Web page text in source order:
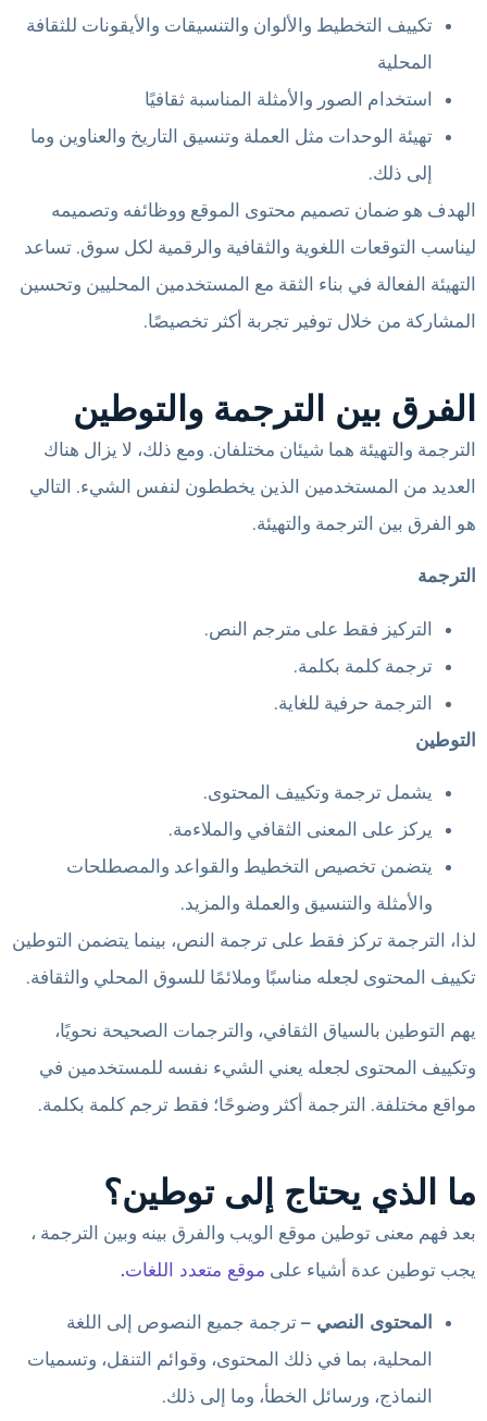
تكييف التخطيط والألوان والتنسيقات والأيقونات للثقافة
المحلية
استخدام الصور والأمثلة المناسبة ثقافيًا
تهيئة الوحدات مثل العملة وتنسيق التاريخ والعناوين وما
إلى ذلك.
الهدف هو ضمان تصميم محتوى الموقع ووظائفه وتصميمه
ليناسب التوقعات اللغوية والثقافية والرقمية لكل سوق. تساعد
التهيئة الفعالة في بناء الثقة مع المستخدمين المحليين وتحسين
المشاركة من خلال توفير تجربة أكثر تخصيصًا.
الفرق بين الترجمة والتوطين
الترجمة والتهيئة هما شيئان مختلفان. ومع ذلك، لا يزال هناك
العديد من المستخدمين الذين يخططون لنفس الشيء. التالي
هو الفرق بين الترجمة والتهيئة.
الترجمة
التركيز فقط على مترجم النص.
ترجمة كلمة بكلمة.
الترجمة حرفية للغاية.
التوطين
يشمل ترجمة وتكييف المحتوى.
يركز على المعنى الثقافي والملاءمة.
يتضمن تخصيص التخطيط والقواعد والمصطلحات
والأمثلة والتنسيق والعملة والمزيد.
لذا، الترجمة تركز فقط على ترجمة النص، بينما يتضمن التوطين
تكييف المحتوى لجعله مناسبًا وملائمًا للسوق المحلي والثقافة.
يهم التوطين بالسياق الثقافي، والترجمات الصحيحة نحويًا،
وتكييف المحتوى لجعله يعني الشيء نفسه للمستخدمين في
مواقع مختلفة. الترجمة أكثر وضوحًا؛ فقط ترجم كلمة بكلمة.
ما الذي يحتاج إلى توطين؟
بعد فهم معنى توطين موقع الويب والفرق بينه وبين الترجمة ،
يجب توطين عدة أشياء على موقع متعدد اللغات.
المحتوى النصي – ترجمة جميع النصوص إلى اللغة
المحلية، بما في ذلك المحتوى، وقوائم التنقل، وتسميات
النماذج، ورسائل الخطأ، وما إلى ذلك.